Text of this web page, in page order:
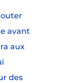
avant
aux
des